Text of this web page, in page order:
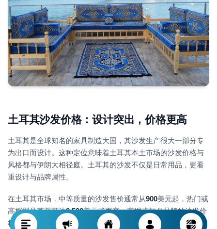
土耳其沙发价格：设计突出，价格更高
土耳其是全球知名的家具制造大国，其沙发生产很大一部分专
为出口而设计。这种定位意味着土耳其本土市场的沙发价格与
风格都与伊朗大相径庭。土耳其的沙发不仅是日常用品，更看
重设计与品牌属性。
在土耳其市场，中等质量的沙发售价通常从900美元起，热门或
高档型号甚至可达2,500美元或更高。高端或知名品牌的沙发价
格更可能进一步攀升。这一价格差距更多体现在设计、布料、